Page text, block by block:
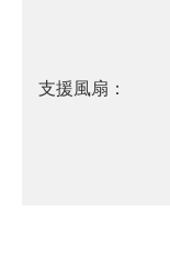
支援風扇：